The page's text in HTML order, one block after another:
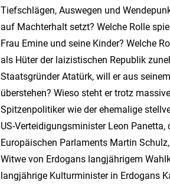
Tiefschlägen, Auswegen und
auf Machterhalt setzt? Welche Rolle
Frau Emine und seine Kinder? Welche
als Hüter der laizistischen Republik
Staatsgründer Atatürk, will er aus
überstehen? Wieso steht er trotz
Spitzenpolitiker wie der ehemalige
US-Verteidigungsminister Leon
Europäischen Parlaments Martin
Witwe von Erdogans langjährigem
langjährige Kulturminister in Erdogans